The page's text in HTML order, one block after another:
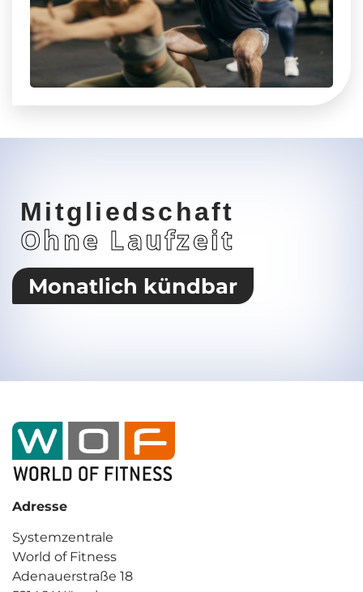
Mitgliedschaft
Ohne Laufzeit
Monatlich kündbar
Adresse
Systemzentrale
World of Fitness
Adenauerstraße 18